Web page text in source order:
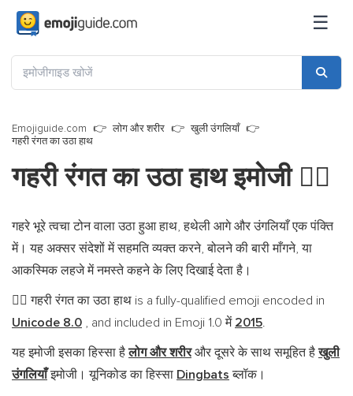
☰
Emojiguide.com लोग और शरीर
खुली उंगलियाँ
गहरी रंगत का उठा हाथ
गहरी रंगत का उठा हाथ इमोजी ✋🏿
गहरे भूरे त्वचा टोन वाला उठा हुआ हाथ, हथेली आगे और उंगलियाँ एक पंक्ति
में। यह अक्सर संदेशों में सहमति व्यक्त करने, बोलने की बारी माँगने, या
आकस्मिक लहजे में नमस्ते कहने के लिए दिखाई देता है।
✋🏿 गहरी रंगत का उठा हाथ is a fully-qualified emoji encoded in
Unicode 8.0 , and included in Emoji 1.0 में 2015.
यह इमोजी इसका हिस्सा हैलोग और शरीरऔर दूसरे के साथ समूहित हैखुली
उंगलियाँइमोजी। यूनिकोड का हिस्सा Dingbats ब्लॉक।